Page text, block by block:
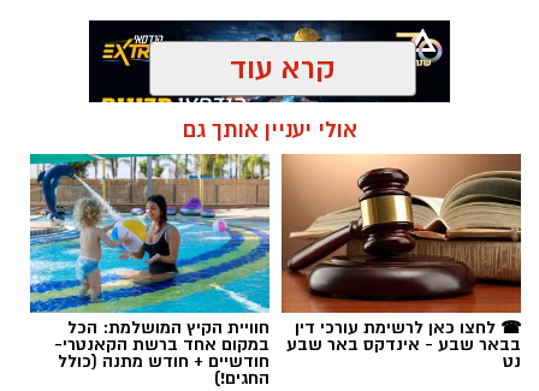
תגים: קניית עוקבים באינסטגרם
קרא עוד
אולי יעניין אותך גם
☎ לחצו כאן לרשימת עורכי דין
בבאר שבע - אינדקס באר שבע
נט
חוויית הקיץ המושלמת: הכל
במקום אחד ברשת הקאנטרי-
חודשיים + חודש מתנה (כולל
החגים!)